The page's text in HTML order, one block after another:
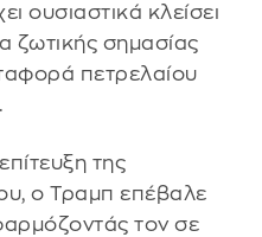
ουσιαστικά κλείσει
ζωτικής σημασίας
πετρελαίου
της
ο Τραμπ επέβαλε
τον σε